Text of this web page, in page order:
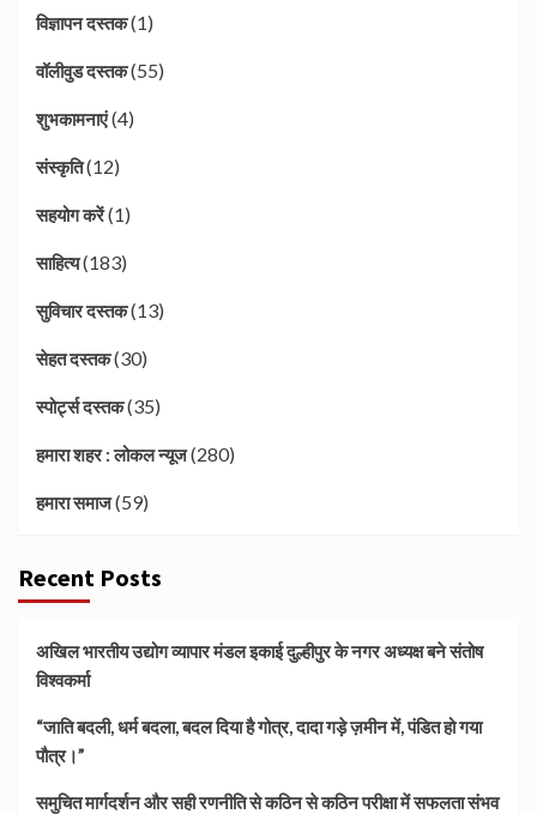
विज्ञापन दस्तक(1)
वॉलीवुड दस्तक(55)
शुभकामनाएं(4)
संस्कृति(12)
सहयोग करें(1)
साहित्य(183)
सुविचार दस्तक(13)
सेहत दस्तक(30)
स्पोर्ट्स दस्तक(35)
हमारा शहर : लोकल न्यूज(280)
हमारा समाज(59)
Recent Posts
अखिल भारतीय उद्योग व्यापार मंडल इकाई दुल्हीपुर के नगर अध्यक्ष बने संतोष
विश्वकर्मा
“जाति बदली, धर्म बदला, बदल दिया है गोत्र, दादा गड़े ज़मीन में, पंडित हो गया
पौत्र।”
समुचित मार्गदर्शन और सही रणनीति से कठिन से कठिन परीक्षा में सफलता संभव